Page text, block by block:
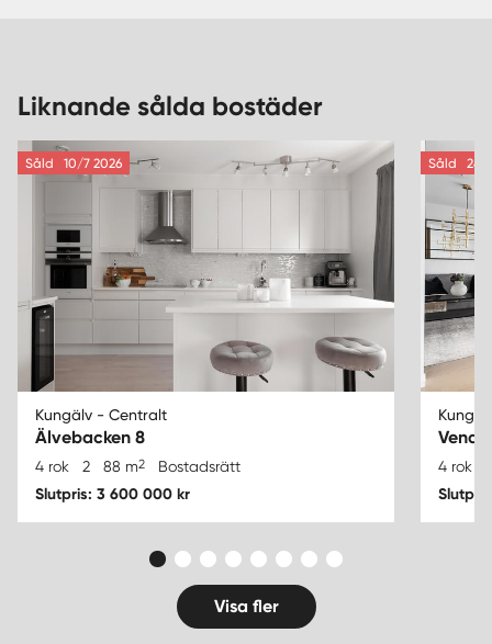
Liknande sålda bostäder
Såld 10/7 2026
Kungälv - Centralt
Älvebacken 8
4 rok 2 88 m2 Bostadsrätt
Slutpris: 3 600 000 kr
Såld 24/
4 rok
Visa fler